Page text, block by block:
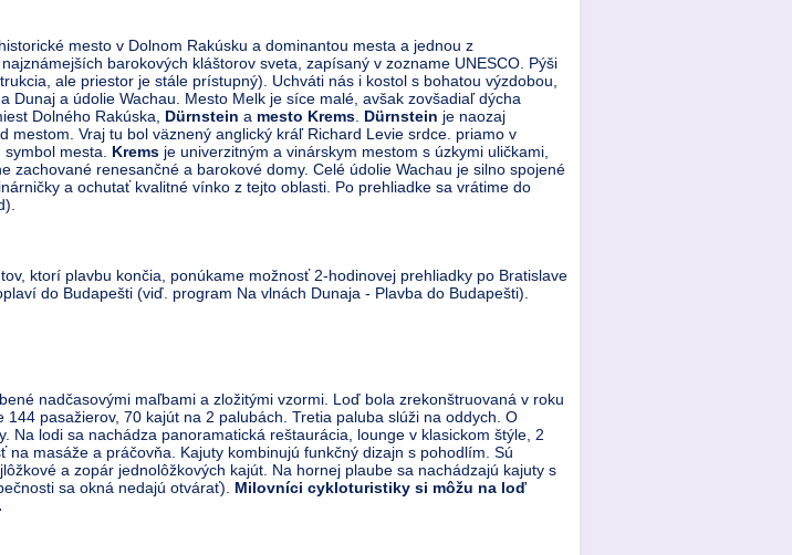
historické mesto v Dolnom Rakúsku a dominantou mesta a jednou z
najznámejších barokových kláštorov sveta, zapísaný v zozname UNESCO. Pýši
ale priestor je stále prístupný). Uchváti nás i kostol s bohatou výzdobou,
a údolie Wachau. Mesto Melk je síce malé, avšak zovšadiaľ dýcha
Dolného Rakúska, Dürnstein a mesto Krems Dürnstein je naozaj
Vraj tu bol väznený anglický kráľ Richard Levie srdce. priamo v
mesta. Krems je univerzitným a vinárskym mestom s úzkymi uličkami,
renesančné a barokové domy. Celé údolie Wachau je silno spojené
a ochutať kvalitné vínko z tejto oblasti. Po prehliadke sa vrátime do
ktorí plavbu končia, ponúkame možnosť 2-hodinovej prehliadky po Bratislave
do Budapešti (viď. program Na vlnách Dunaja - Plavba do Budapešti).
nadčasovými maľbami a zložitými vzormi. Loď bola zrekonštruovaná v roku
pasažierov, 70 kajút na 2 palubách. Tretia paluba slúži na oddych. O
Na lodi sa nachádza panoramatická reštaurácia, lounge v klasickom štýle, 2
masáže a práčovňa. Kajuty kombinujú funkčný dizajn s pohodlím. Sú
a zopár jednolôžkových kajút. Na hornej plaube sa nachádzajú kajuty s
sa okná nedajú otvárať). Milovníci cykloturistiky si môžu na loď